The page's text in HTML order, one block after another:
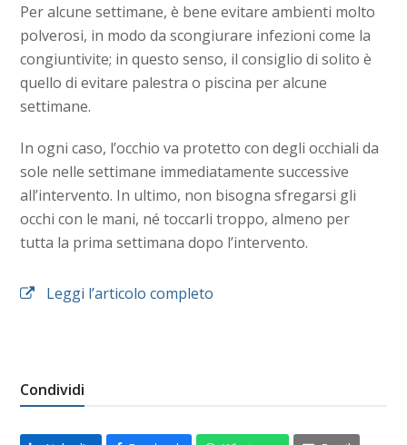
Per alcune settimane, è bene evitare ambienti molto
polverosi, in modo da scongiurare infezioni come la
congiuntivite; in questo senso, il consiglio di solito è
quello di evitare palestra o piscina per alcune
settimane.
In ogni caso, l’occhio va protetto con degli occhiali da
sole nelle settimane immediatamente successive
all’intervento. In ultimo, non bisogna sfregarsi gli
occhi con le mani, né toccarli troppo, almeno per
tutta la prima settimana dopo l’intervento.
Leggi l’articolo completo
Condividi